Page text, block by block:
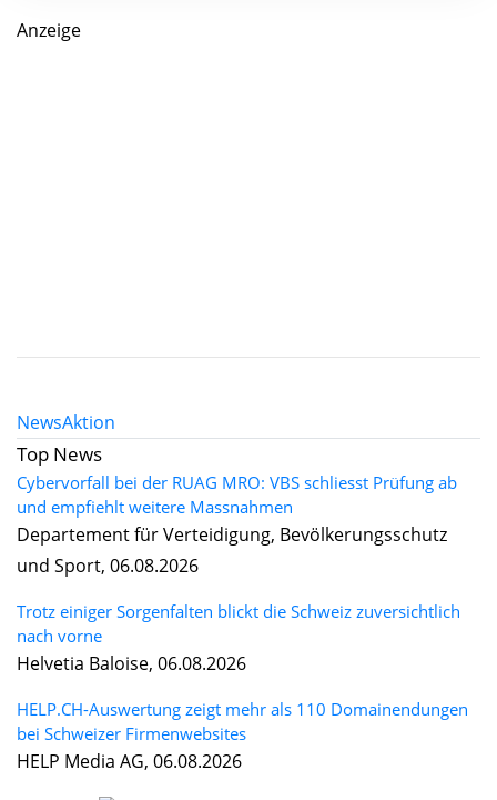
Anzeige
NewsAktion
Top News
Cybervorfall bei der RUAG MRO: VBS schliesst Prüfung ab
und empfiehlt weitere Massnahmen
Departement für Verteidigung, Bevölkerungsschutz
und Sport, 06.08.2026
Trotz einiger Sorgenfalten blickt die Schweiz zuversichtlich
nach vorne
Helvetia Baloise, 06.08.2026
HELP.CH-Auswertung zeigt mehr als 110 Domainendungen
bei Schweizer Firmenwebsites
HELP Media AG, 06.08.2026